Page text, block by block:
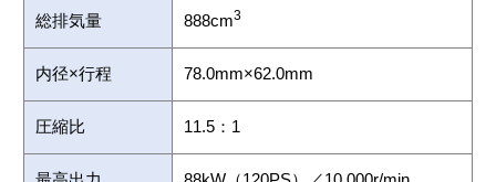
総排気量 888cm3
内径×行程 78.0mm×62.0mm
圧縮比 11.5：1